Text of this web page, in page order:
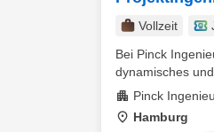
Vollzeit
Bei Pinck
dynamisches
Pinck
Hamburg